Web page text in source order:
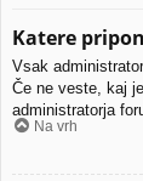
Katere
Vsak
Če ne veste, kaj
administratorja
Na vrh